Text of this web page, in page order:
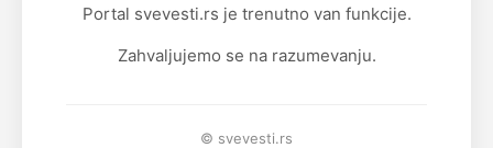
Portal svevesti.rs je trenutno van funkcije.
Zahvaljujemo se na razumevanju.
© svevesti.rs